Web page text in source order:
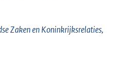
Zaken en Koninkrijksrelaties,